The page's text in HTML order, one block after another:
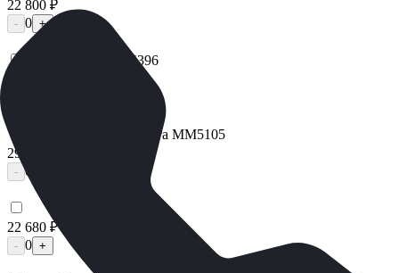
22 800 ₽
- 0 +
Цоколь ММ5396
Надгробная плита ММ5105
29 925 ₽
- 0
22 680 ₽
- 0 +